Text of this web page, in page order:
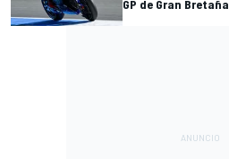
GP de Gran Bretaña